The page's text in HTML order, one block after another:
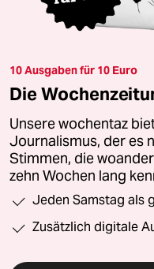
10 Ausgaben für 10 Euro
Die
Unsere wochentaz
Journalismus, der es
Stimmen, die
zehn Wochen lang
Jeden Samstag als
Zusätzlich digitale